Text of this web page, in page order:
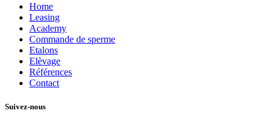
Home
Leasing
Academy
Commande de sperme
Etalons
Elèvage
Références
Contact
Suivez-nous